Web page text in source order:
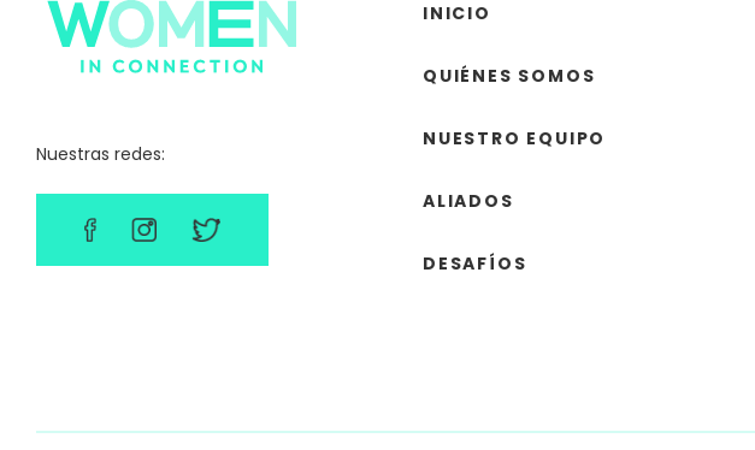
Nuestras redes:
INICIO
QUIÉNES SOMOS
NUESTRO EQUIPO
ALIADOS
DESAFÍOS